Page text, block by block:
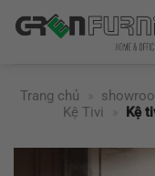
đến
Trang chủ
»
Kệ Tivi
» Kệ